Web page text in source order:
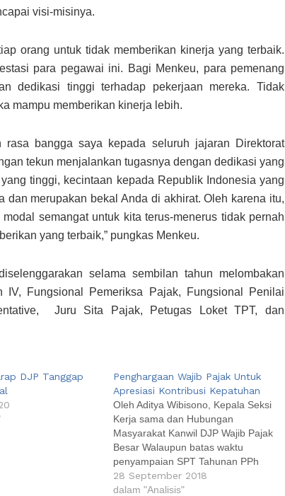
visi-misinya.
orang untuk tidak memberikan kinerja yang terbaik.
para pegawai ini. Bagi Menkeu, para pemenang
dedikasi tinggi terhadap pekerjaan mereka. Tidak
mampu memberikan kinerja lebih.
rasa bangga saya kepada seluruh jajaran Direktorat
tekun menjalankan tugasnya dengan dedikasi yang
tinggi, kecintaan kepada Republik Indonesia yang
merupakan bekal Anda di akhirat. Oleh karena itu,
semangat untuk kita terus-menerus tidak pernah
yang terbaik,” pungkas Menkeu.
selama sembilan tahun melombakan
Fungsional Pemeriksa Pajak, Fungsional Penilai
Juru Sita Pajak, Petugas Loket TPT, dan
DJP Tanggap
Penghargaan Wajib Pajak Untuk
Apresiasi Kontribusi Kepatuhan
Oleh Aditya Wibisono, Kepala Seksi
Kerja sama dan Hubungan
Masyarakat Kanwil DJP Wajib Pajak
Besar Walaupun batas waktu
penyampaian SPT Tahunan PPh
baik PPh Orang Pribadi dan Badan
sudah lewat, Direktorat Jenderal
28 September 2018
dalam "Analisis"